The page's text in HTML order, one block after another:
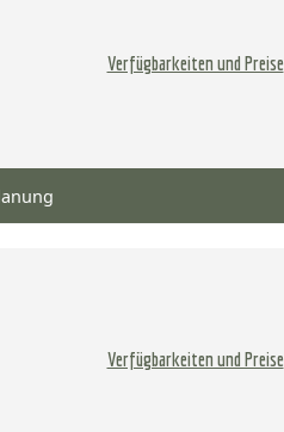
Verfügbarkeiten und Preise
Verfügbarkeiten und Preise